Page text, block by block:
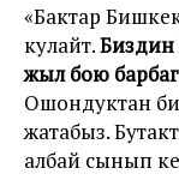
«Бактар
кулайт.Биздин
жыл бою
Ошондуктан
жатабыз.
албай сынып